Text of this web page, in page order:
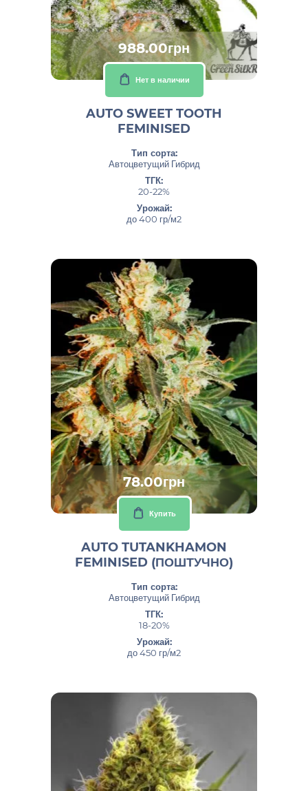
988.00грн
Нет в наличии
AUTO SWEET TOOTH
FEMINISED
Тип сорта:
Автоцветущий Гибрид
ТГК:
20-22%
Урожай:
до 400 гр/м2
78.00грн
Купить
AUTO TUTANKHAMON
FEMINISED (ПОШТУЧНО)
Тип сорта:
Автоцветущий Гибрид
ТГК:
18-20%
Урожай:
до 450 гр/м2